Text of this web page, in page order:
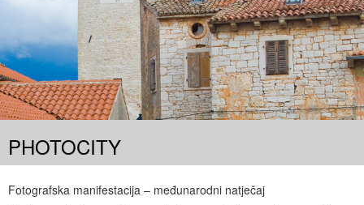
PHOTOCITY
Fotografska manifestacija – međunarodni natječaj